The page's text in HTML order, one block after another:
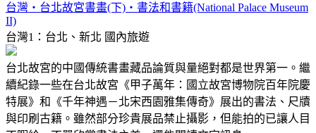
台灣‧台北故宮書畫(下)‧書法和書籍(National Palace Museum
II)
台灣1：台北、新北 國內旅遊
台北故宮的中國傳統書畫藏品論質與量絕對都是世界第一。繼
續紀錄一些在台北故宮《甲子萬年：國立故宮博物院百年院慶
特展》和《千年神遇－北宋西園雅集傳奇》展出的書法、尺牘
與印刷古籍。雖然部分珍貴展品禁止攝影，但能拍的已讓人目